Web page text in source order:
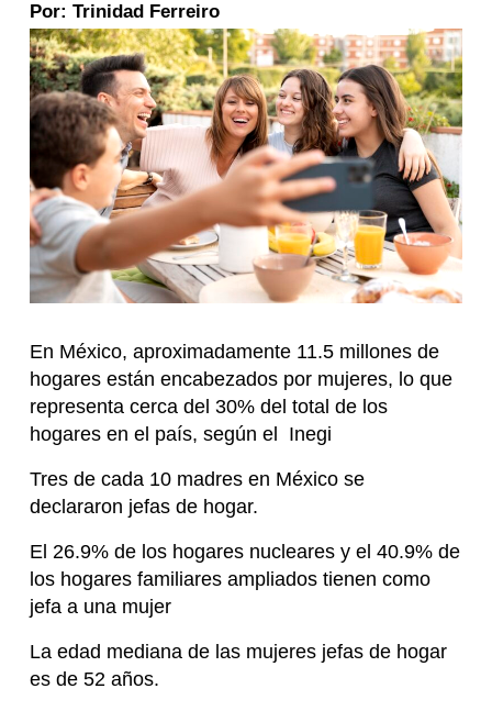
Por: Trinidad Ferreiro
En México, aproximadamente 11.5 millones de
hogares están encabezados por mujeres, lo que
representa cerca del 30% del total de los
hogares en el país, según el Inegi
Tres de cada 10 madres en México se
declararon jefas de hogar.
El 26.9% de los hogares nucleares y el 40.9% de
los hogares familiares ampliados tienen como
jefa a una mujer
La edad mediana de las mujeres jefas de hogar
es de 52 años.